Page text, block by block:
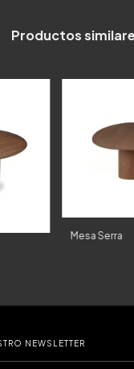
Productos
Mesa Serra
NEWSLETTER